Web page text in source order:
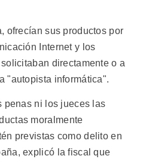
ofrecían sus productos por
Internet y los
directamente o a
"autopista informática".
penas ni los jueces las
moralmente
previstas como delito en
explicó la fiscal que